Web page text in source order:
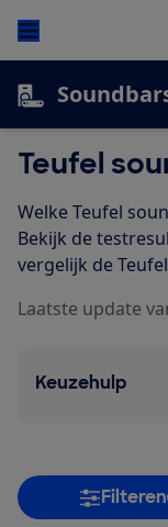
Teufel
Welke Teufel
Bekijk de
vergelijk de
Laatste update
Keuzehulp
Filteren